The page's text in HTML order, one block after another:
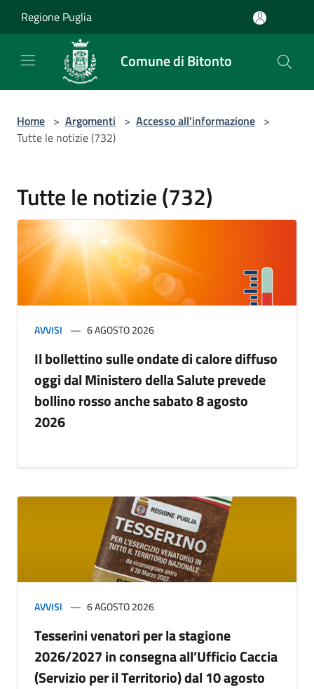
Regione Puglia
Comune di Bitonto
Home > Argomenti > Accesso all'informazione >
Tutte le notizie (732)
Tutte le notizie (732)
AVVISI 6 AGOSTO 2026
Il bollettino sulle ondate di calore diffuso
oggi dal Ministero della Salute prevede
bollino rosso anche sabato 8 agosto
2026
AVVISI 6 AGOSTO 2026
Tesserini venatori per la stagione
2026/2027 in consegna all’Ufficio Caccia
(Servizio per il Territorio) dal 10 agosto